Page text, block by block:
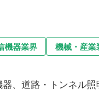
機器業界 機械・産業
、道路・トンネル